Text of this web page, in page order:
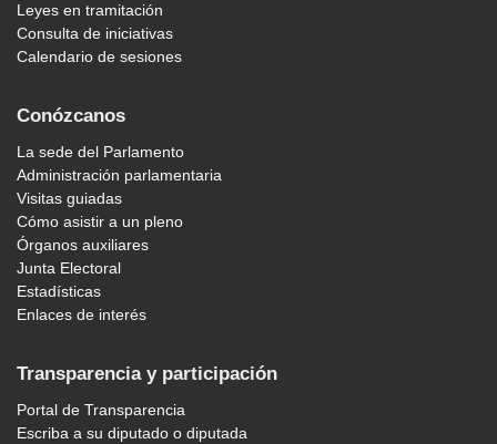
Leyes en tramitación
Consulta de iniciativas
Calendario de sesiones
Conózcanos
La sede del Parlamento
Administración parlamentaria
Visitas guiadas
Cómo asistir a un pleno
Órganos auxiliares
Junta Electoral
Estadísticas
Enlaces de interés
Transparencia y participación
Portal de Transparencia
Escriba a su diputado o diputada